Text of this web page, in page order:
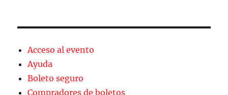
Acceso al evento
Ayuda
Boleto seguro
Compradores de boletos